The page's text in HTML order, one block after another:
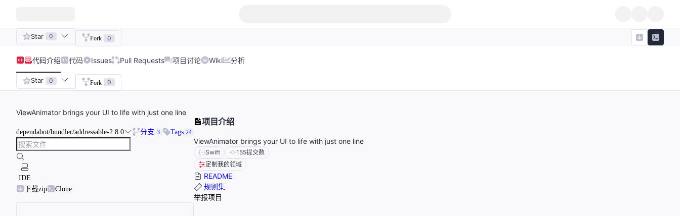
Star 0 Fork 0
代码介绍 代码 Issues Pull Requests 项目讨论 Wiki 分析
Star 0 Fork 0
ViewAnimator brings your UI to life with just one line
dependabot/bundler/addressable-2.8.0 分支 3 Tags 24
IDE
下载zip
Clone
项目介绍
ViewAnimator brings your UI to life with just one line
Swift 155提交数
定制我的领域
README
规则集
举报项目